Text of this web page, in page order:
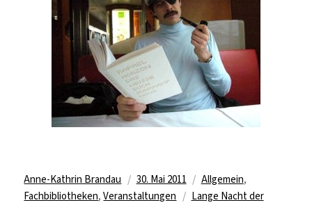
Autor
Anne-Kathrin Brandau
Veröffentlicht
am
30. Mai 2011 Kategorien
Allgemein,
Fachbibliotheken,Veranstaltungen Schlagwörter
Lange Nacht der